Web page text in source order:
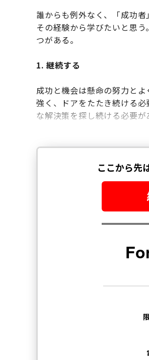
誰からも例外なく、「成功
その経験から学びたいと思
つがある。
1. 継続する
成功と機会は懸命の努力と
強く、ドアをたたき続ける
な解決策を探し続ける必要が